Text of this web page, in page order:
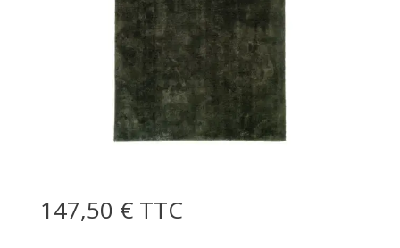
147,50 € TTC